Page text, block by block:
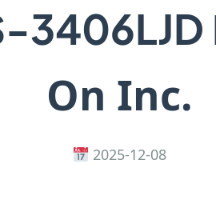
3406LJD
On Inc.
2025-12-08